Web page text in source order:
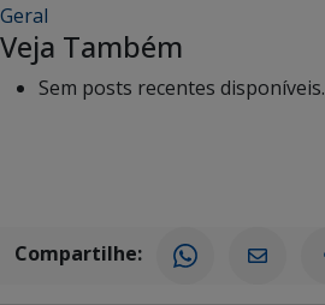
Geral
Veja Também
Sem posts recentes disponíveis.
Compartilhe: